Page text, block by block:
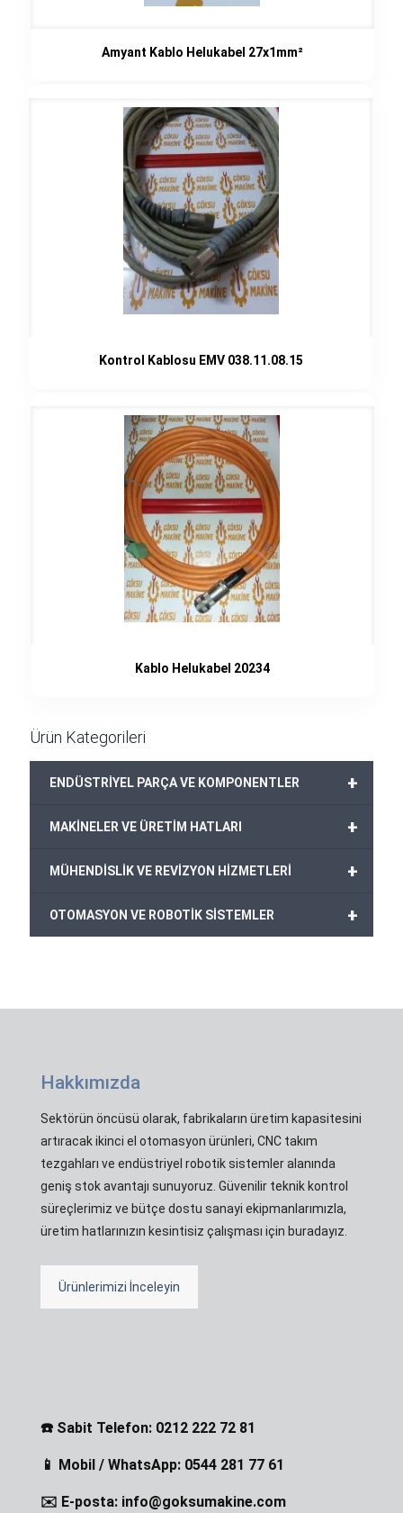
Amyant Kablo Helukabel 27x1mm²
Kontrol Kablosu EMV 038.11.08.15
Kablo Helukabel 20234
Ürün Kategorileri
+
ENDÜSTRİYEL PARÇA VE KOMPONENTLER
+
MAKİNELER VE ÜRETİM HATLARI
+
MÜHENDİSLİK VE REVİZYON HİZMETLERİ
+
OTOMASYON VE ROBOTİK SİSTEMLER
Hakkımızda
Sektörün öncüsü olarak, fabrikaların üretim kapasitesini
artıracak ikinci el otomasyon ürünleri, CNC takım
tezgahları ve endüstriyel robotik sistemler alanında
geniş stok avantajı sunuyoruz. Güvenilir teknik kontrol
süreçlerimiz ve bütçe dostu sanayi ekipmanlarımızla,
üretim hatlarınızın kesintisiz çalışması için buradayız.
Ürünlerimizi İnceleyin
☎️ Sabit Telefon: 0212 222 72 81
📱 Mobil / WhatsApp: 0544 281 77 61
✉️ E-posta: info@goksumakine.com